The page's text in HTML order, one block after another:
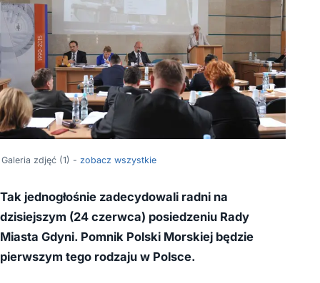
Galeria zdjęć (1) - zobacz wszystkie
Tak jednogłośnie zadecydowali radni na
dzisiejszym (24 czerwca) posiedzeniu Rady
Miasta Gdyni. Pomnik Polski Morskiej będzie
pierwszym tego rodzaju w Polsce.